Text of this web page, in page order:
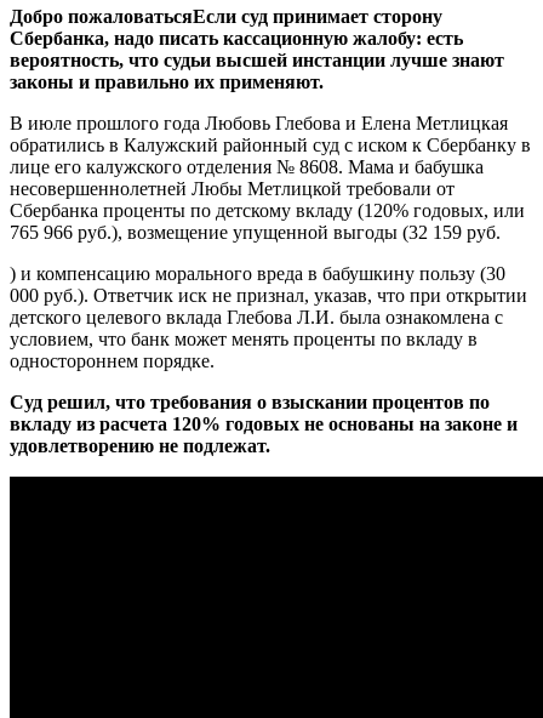
Добро пожаловатьсяЕсли суд принимает сторону
Сбербанка, надо писать кассационную жалобу: есть
вероятность, что судьи высшей инстанции лучше знают
законы и правильно их применяют.
В июле прошлого года Любовь Глебова и Елена Метлицкая
обратились в Калужский районный суд с иском к Сбербанку в
лице его калужского отделения № 8608. Мама и бабушка
несовершеннолетней Любы Метлицкой требовали от
Сбербанка проценты по детскому вкладу (120% годовых, или
765 966 руб.), возмещение упущенной выгоды (32 159 руб.
) и компенсацию морального вреда в бабушкину пользу (30
000 руб.). Ответчик иск не признал, указав, что при открытии
детского целевого вклада Глебова Л.И. была ознакомлена с
условием, что банк может менять проценты по вкладу в
одностороннем порядке.
Суд решил, что требования о взыскании процентов по
вкладу из расчета 120% годовых не основаны на законе и
удовлетворению не подлежат.